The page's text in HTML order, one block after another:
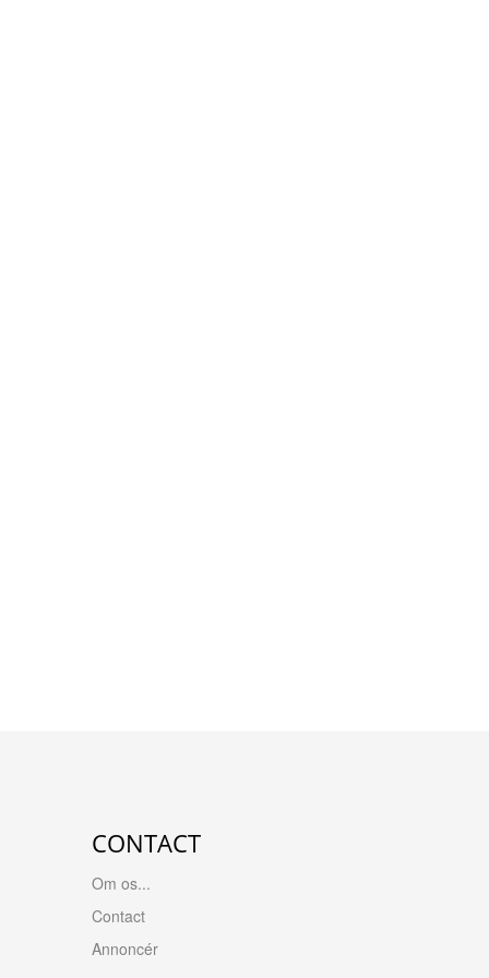
CONTACT
Om os...
Contact
Annoncér